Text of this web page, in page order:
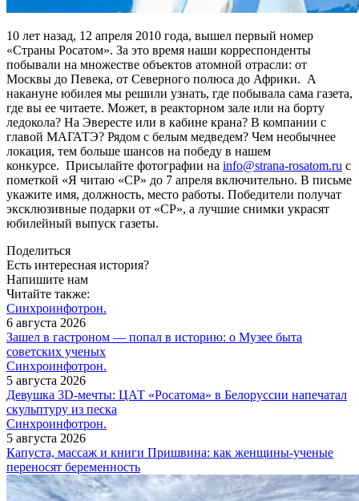
10 лет назад, 12 апреля 2010 года, вышел первый номер
«Страны Росатом». За это время наши корреспонденты
побывали на множестве объектов атомной отрасли: от
Москвы до Певека, от Северного полюса до Африки. А
накануне юбилея мы решили узнать, где побывала сама газета,
где вы ее читаете. Может, в реакторном зале или на борту
ледокола? На Эвересте или в кабине крана? В компании с
главой МАГАТЭ? Рядом с белым медведем? Чем необычнее
локация, тем больше шансов на победу в нашем
конкурсе. Присылайте фотографии на info@strana-rosatom.ru с
пометкой «Я читаю «СР» до 7 апреля включительно. В письме
укажите имя, должность, место работы. Победители получат
эксклюзивные подарки от «СР», а лучшие снимки украсят
юбилейный выпуск газеты.
Поделиться
Есть интересная история?
Напишите нам
Читайте также:
Синхроинфотрон.
6 августа 2026
Зашел в гастроном — попал в историю: о Музее быта
советских ученых
Синхроинфотрон.
5 августа 2026
Девушка 3D-мечты: ЦАТ «Росатома» в Белоруссии напечатал
скульптуру из песка
Синхроинфотрон.
5 августа 2026
Капуста, массаж и книги Пришвина: как женщины-ученые
переносят беременность